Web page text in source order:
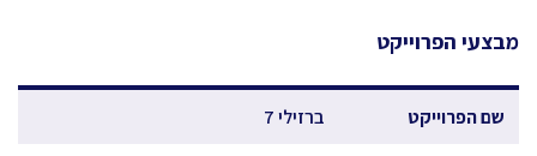
מבצעי הפרוייקט
שם הפרוייקט ברזילי 7